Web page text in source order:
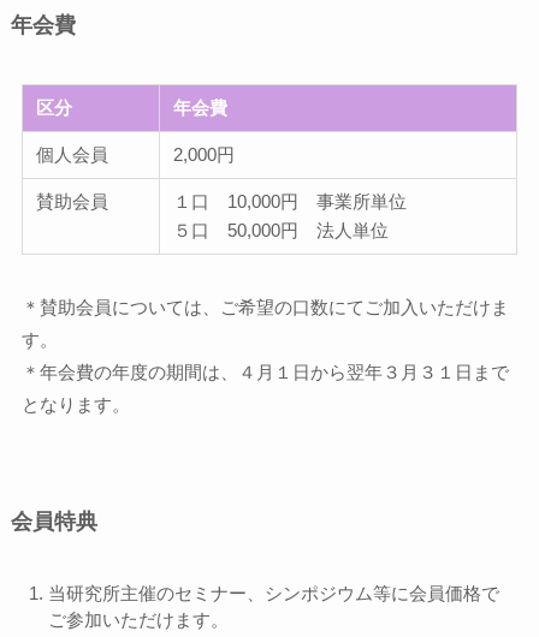
年会費
区分 年会費
個人会員 2,000円
賛助会員
１口 10,000円 事業所単位
５口 50,000円 法人単位
＊賛助会員については、ご希望の口数にてご加入いただけま
す。
＊年会費の年度の期間は、４月１日から翌年３月３１日まで
となります。
会員特典
当研究所主催のセミナー、シンポジウム等に会員価格で
ご参加いただけます。